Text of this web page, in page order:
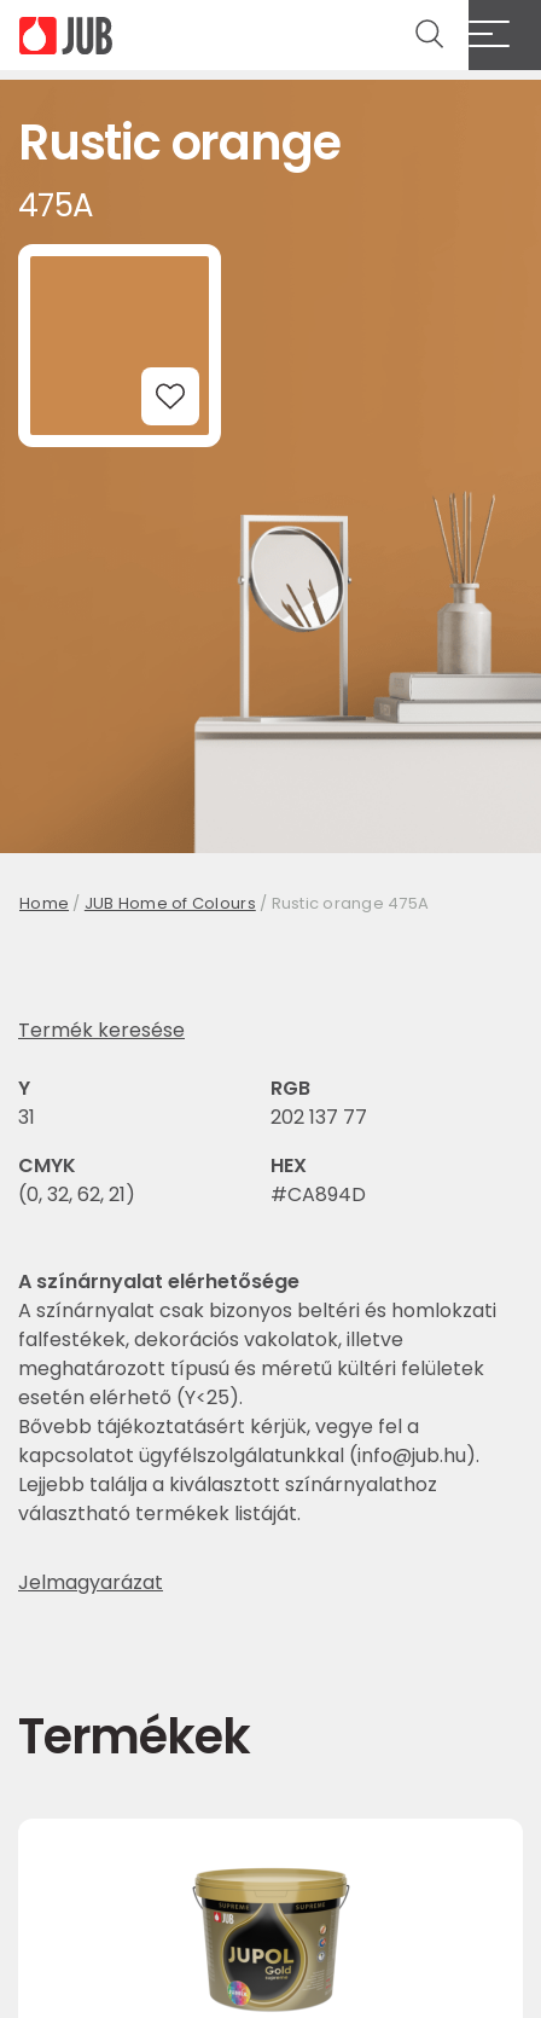
Rustic orange
475A
Add to Wishlist
Home / JUB Home of Colours / Rustic orange 475A
Termék keresése
Y
31
RGB
202 137 77
CMYK
(0, 32, 62, 21)
HEX
#CA894D
A színárnyalat elérhetősége
A színárnyalat csak bizonyos beltéri és homlokzati
falfestékek, dekorációs vakolatok, illetve
meghatározott típusú és méretű kültéri felületek
esetén elérhető (Y<25).
Bővebb tájékoztatásért kérjük, vegye fel a
kapcsolatot ügyfélszolgálatunkkal (info@jub.hu).
Lejjebb találja a kiválasztott színárnyalathoz
választható termékek listáját.
Jelmagyarázat
Termékek